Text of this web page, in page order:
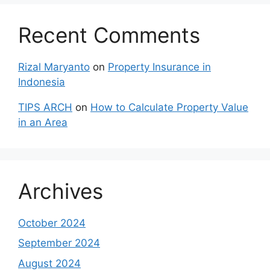
Recent Comments
Rizal Maryanto on Property Insurance in
Indonesia
TIPS ARCH on How to Calculate Property Value
in an Area
Archives
October 2024
September 2024
August 2024